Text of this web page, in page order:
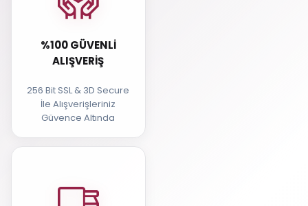
%100 GÜVENLI
ALIŞVERIŞ
256 Bit SSL & 3D Secure
İle Alışverişleriniz
Güvence Altında